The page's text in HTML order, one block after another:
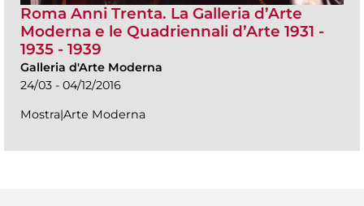
Roma Anni Trenta. La Galleria d’Arte
Moderna e le Quadriennali d’Arte 1931 -
1935 - 1939
Galleria d'Arte Moderna
24/03 - 04/12/2016
Mostra|Arte Moderna